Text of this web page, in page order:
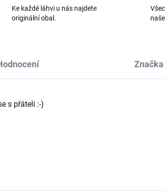
Ke každé láhvi u nás najdete
originální obal.
Značka
s přáteli :-)